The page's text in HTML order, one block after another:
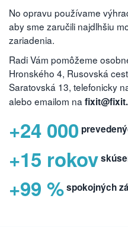
No opravu používame
aby sme zaručili najdlhšiu
zariadenia.
Radi Vám pomôžeme
Hronského 4, Rusovská
Saratovská 13, telefonicky
alebo emailom na
+24 000
+15 rokov
+99 %spokojných